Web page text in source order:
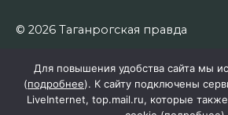
© 2026 Таганрогская правда
Для повышения удобства сайта мы
(подробнее). К сайту подключены
LiveInternet, top.mail.ru, которые